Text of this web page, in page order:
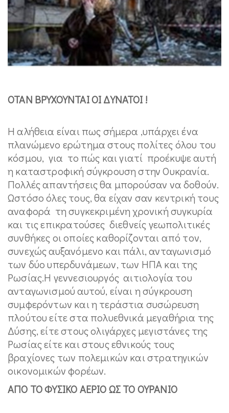
ΟΤΑΝ ΒΡΥΧΟΥΝΤΑΙ ΟΙ ΔΥΝΑΤΟΙ !
Η αλήθεια είναι πως σήμερα ,υπάρχει ένα
πλανώμενο ερώτημα στους πολίτες όλου του
κόσμου, για το πώς και γιατί προέκυψε αυτή
η καταστροφική σύγκρουση στην Ουκρανία.
Πολλές απαντήσεις θα μπορούσαν να δοθούν.
Ωστόσο όλες τους, θα είχαν σαν κεντρική τους
αναφορά τη συγκεκριμένη χρονική συγκυρία
και τις επικρατούσες διεθνείς γεωπολιτικές
συνθήκες οι οποίες καθορίζονται από τον,
συνεχώς αυξανόμενο και πάλι, ανταγωνισμό
των δύο υπερδυνάμεων, των ΗΠΑ και της
Ρωσίας.Η γεννεσιουργός αιτιολογία του
ανταγωνισμού αυτού, είναι η σύγκρουση
συμφερόντων και η τεράστια συσώρευση
πλούτου είτε στα πολυεθνικά μεγαθήρια της
Δύσης, είτε στους ολιγάρχες μεγιστάνες της
Ρωσίας είτε και στους εθνικούς τους
βραχίονες των πολεμικών και στρατηγικών
οικονομικών φορέων.
ΑΠΟ ΤΟ ΦΥΣΙΚΟ ΑΕΡΙΟ ΩΣ ΤΟ ΟΥΡΑΝΙΟ